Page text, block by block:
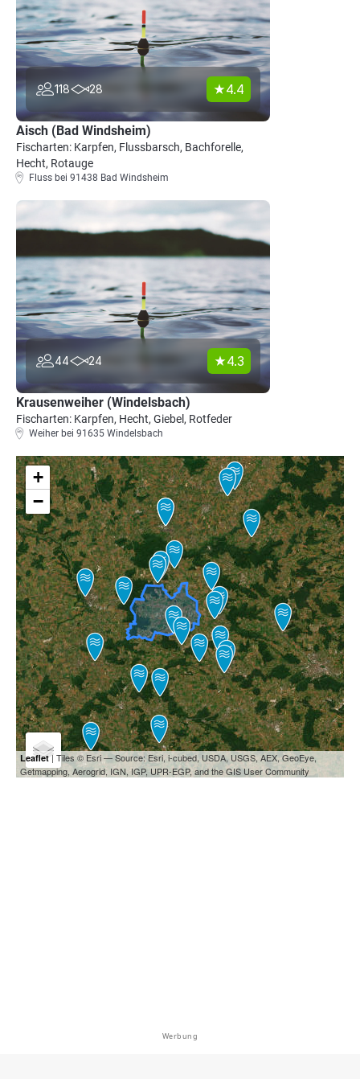
118 28 4.4
Aisch (Bad Windsheim)
Fischarten: Karpfen, Flussbarsch, Bachforelle,
Hecht, Rotauge
Fluss bei 91438 Bad Windsheim
44 24 4.3
Krausenweiher (Windelsbach)
Fischarten: Karpfen, Hecht, Giebel, Rotfeder
Weiher bei 91635 Windelsbach
+
−
Leaflet| Tiles © Esri — Source: Esri, i-cubed, USDA, USGS, AEX, GeoEye,
Getmapping, Aerogrid, IGN, IGP, UPR-EGP, and the GIS User Community
Werbung